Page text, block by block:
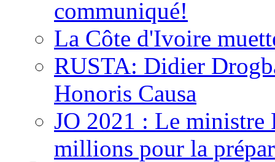
communiqué!
La Côte d'Ivoire
RUSTA: Didier
Honoris Causa
JO 2021 : Le ministre
millions pour la